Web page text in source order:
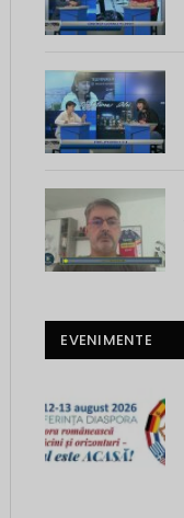
EVENIMENTE